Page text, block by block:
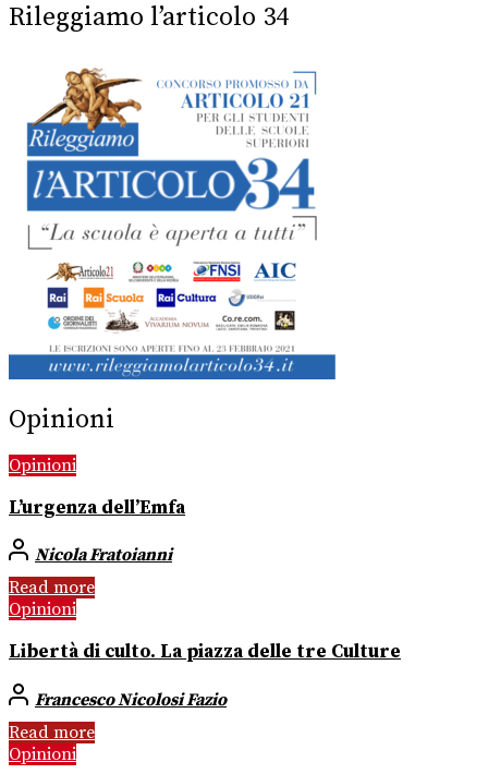
Rileggiamo l’articolo 34
Opinioni
Opinioni
L’urgenza dell’Emfa
Nicola Fratoianni
Read more
Opinioni
Libertà di culto. La piazza delle tre Culture
Francesco Nicolosi Fazio
Read more
Opinioni